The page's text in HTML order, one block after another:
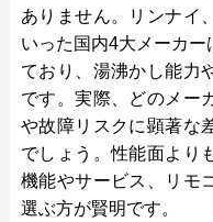
ありません。リンナイ
いった国内4大メーカ
ており、湯沸かし能力
です。実際、どのメー
や故障リスクに顕著な
でしょう。性能面より
機能やサービス、リモ
選ぶ方が賢明です。